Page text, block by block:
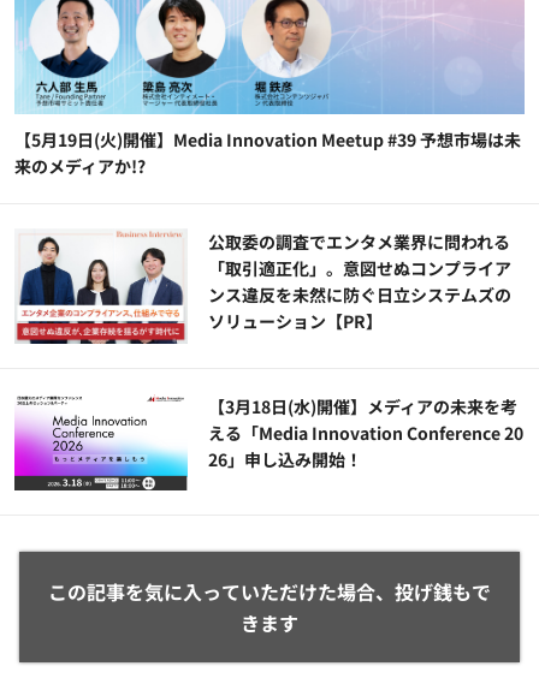
【5月19日(火)開催】Media Innovation Meetup #39 予想市場は未
来のメディアか!?
公​​取委の調査でエンタメ業界に問われる
「取引適正化」。意図せぬコンプライア
ンス違反を未然に防ぐ日立システムズの
ソリューション​【PR】
【3月18日(水)開催】メディアの未来を考
える「Media Innovation Conference 20
26」申し込み開始！
この記事を気に入っていただけた場合、投げ銭もで
きます